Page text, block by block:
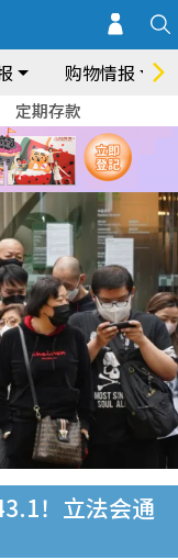
购物情报
定期存款
！立法会通